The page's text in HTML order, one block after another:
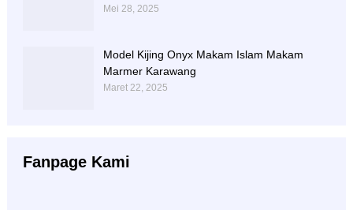
Mei 28, 2025
Model Kijing Onyx Makam Islam Makam
Marmer Karawang
Maret 22, 2025
Fanpage Kami